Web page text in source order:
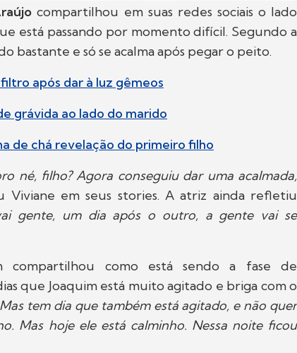
compartilhou em suas redes sociais o lado
está passando por momento difícil. Segundo a
bastante e só se acalma após pegar o peito.
após dar à luz gêmeos
grávida ao lado do marido
de chá revelação do primeiro filho
né, filho? Agora conseguiu dar uma acalmada,
Viviane em seus stories. A atriz ainda refletiu
gente, um dia após o outro, a gente vai se
compartilhou como está sendo a fase de
que Joaquim está muito agitado e briga com o
tem dia que também está agitado, e não quer
Mas hoje ele está calminho. Nessa noite ficou